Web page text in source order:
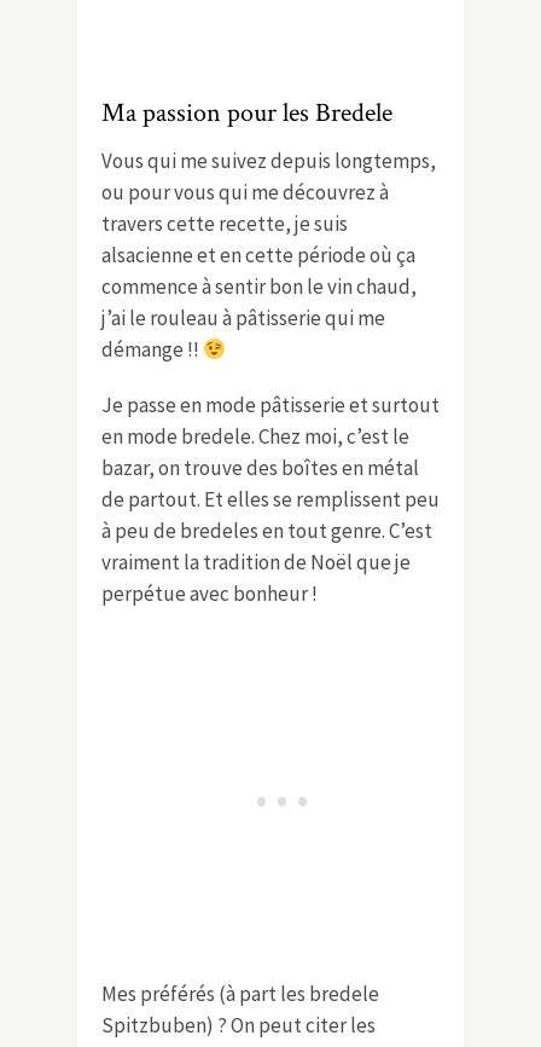
Ma passion pour les Bredele
Vous qui me suivez depuis longtemps,
ou pour vous qui me découvrez à
travers cette recette, je suis
alsacienne et en cette période où ça
commence à sentir bon le vin chaud,
j’ai le rouleau à pâtisserie qui me
démange !!
Je passe en mode pâtisserie et surtout
en mode bredele. Chez moi, c’est le
bazar, on trouve des boîtes en métal
de partout. Et elles se remplissent peu
à peu de bredeles en tout genre. C’est
vraiment la tradition de Noël que je
perpétue avec bonheur !
Mes préférés (à part les bredele
Spitzbuben) ? On peut citer les